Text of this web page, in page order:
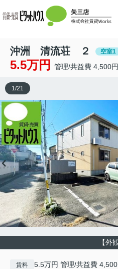
沖洲 清流荘 ２ 空室1
5.5万円 管理/共益費 4,500円
【外
1/21
賃料 5.5万円 管理/共益費 4,500